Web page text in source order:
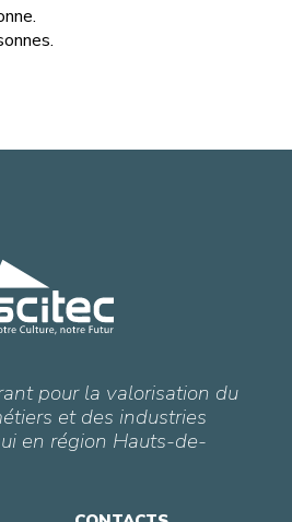
pour la valorisation du
et des industries
en région Hauts-de-